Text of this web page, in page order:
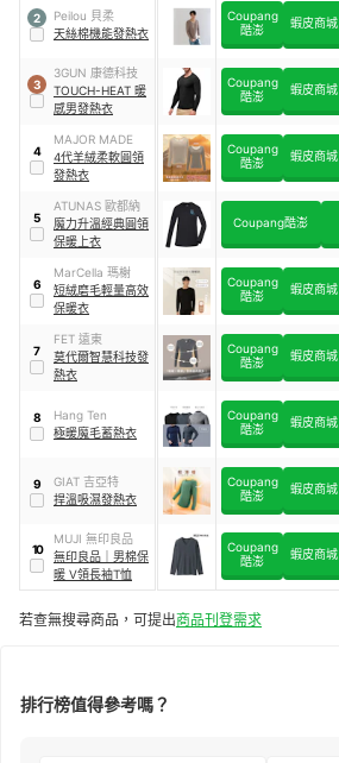
2
Peilou 貝柔
天絲棉機能發熱衣
Coupang
酷澎
蝦皮商城
3
3GUN 康德科技
TOUCH-HEAT 暖
感男發熱衣
Coupang
酷澎
蝦皮商城
4
MAJOR MADE
4代羊絨柔軟圓領
發熱衣
Coupang
酷澎
蝦皮商城
5
ATUNAS 歐都納
魔力升溫經典圓領
保暖上衣
Coupang酷澎
6
MarCella 瑪榭
短絨磨毛輕量高效
保暖衣
Coupang
酷澎
蝦皮商城
7
FET 遠東
莫代爾智慧科技發
熱衣
Coupang
酷澎
蝦皮商城
8
Hang Ten
極暖魔毛蓄熱衣
Coupang
酷澎
蝦皮商城
9
GIAT 吉亞特
捍溫吸濕發熱衣
Coupang
酷澎
蝦皮商城
10
MUJI 無印良品
無印良品
男棉保
暖 V領長袖T恤
Coupang
酷澎
蝦皮商城
若查無搜尋商品，可提出商品刊登需求
排行榜值得參考嗎？